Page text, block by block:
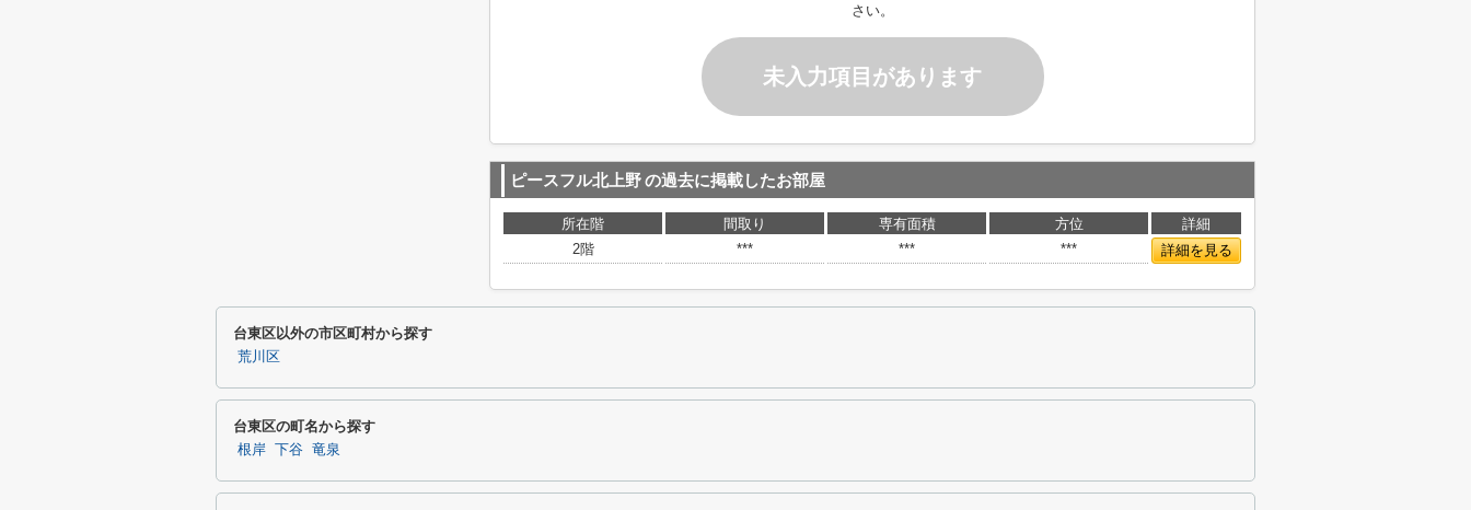
さい。
未入力項目があります
ピースフル北上野の過去に掲載したお部屋
所在階 間取り 専有面積 方位
詳細
2階
*** *** *** 詳細を見る
台東区以外の市区町村から探す
荒川区
台東区の町名から探す
根岸 下谷 竜泉